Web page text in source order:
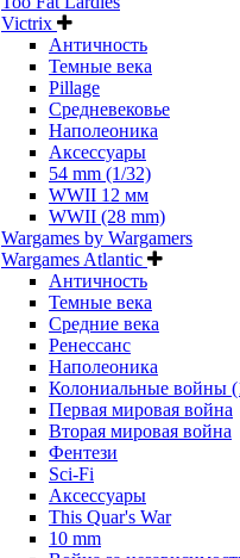
Victrix
Античность
Темные века
Pillage
Средневековье
Наполеоника
Аксессуары
54 mm (1/32)
WWII 12 мм
WWII (28 mm)
Wargames by Wargamers
Wargames Atlantic
Античность
Темные века
Средние века
Ренессанс
Наполеоника
Колониальные войны
Первая мировая война
Вторая мировая война
Фентези
Sci-Fi
Аксессуары
This Quar's War
10 mm